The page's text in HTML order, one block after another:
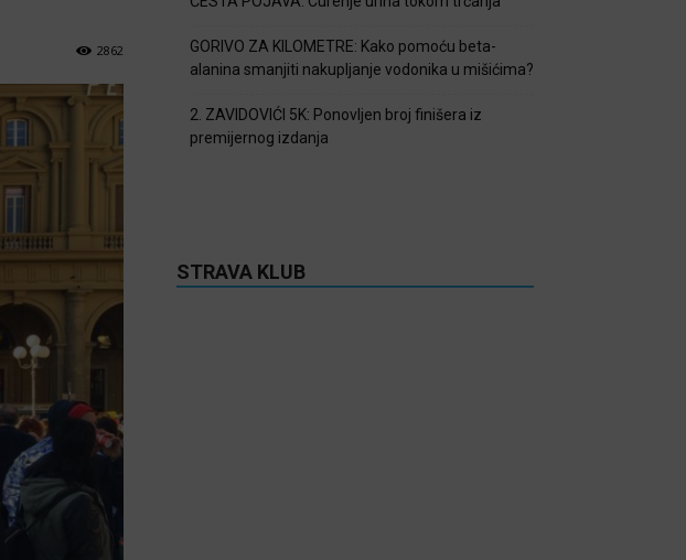
2862
GORIVO ZA KILOMETRE: Kako pomoću beta-
alanina smanjiti nakupljanje vodonika u mišićima?
2. ZAVIDOVIĆI 5K: Ponovljen broj finišera iz
premijernog izdanja
STRAVA KLUB